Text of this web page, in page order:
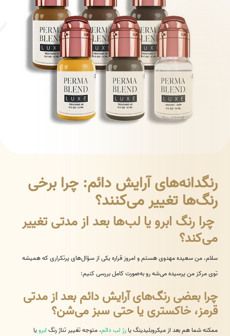
رنگدانه‌های آرایش دائم: چرا برخی
رنگ‌ها تغییر می‌کنند؟
چرا رنگ ابرو یا لب‌ها بعد از مدتی تغییر
می‌کند؟
سلام، من سعیده مهدوی هستم و امروز قراره یکی از سؤال‌های پرتکراری که همیشه
توی مرکز من پرسیده می‌شه رو به‌صورت کامل بررسی کنیم:
چرا بعضی رنگ‌های آرایش دائم بعد از مدتی
قرمز، خاکستری یا حتی سبز می‌شن؟
ممکنه شما هم بعد از میکروبلیدینگ یارژ لب دائم، متوجه تغییر تناژ رنگ ابرویا